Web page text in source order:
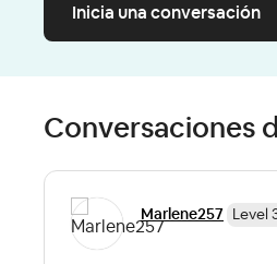
Inicia una conversación
Conversaciones
Marlene257 Level